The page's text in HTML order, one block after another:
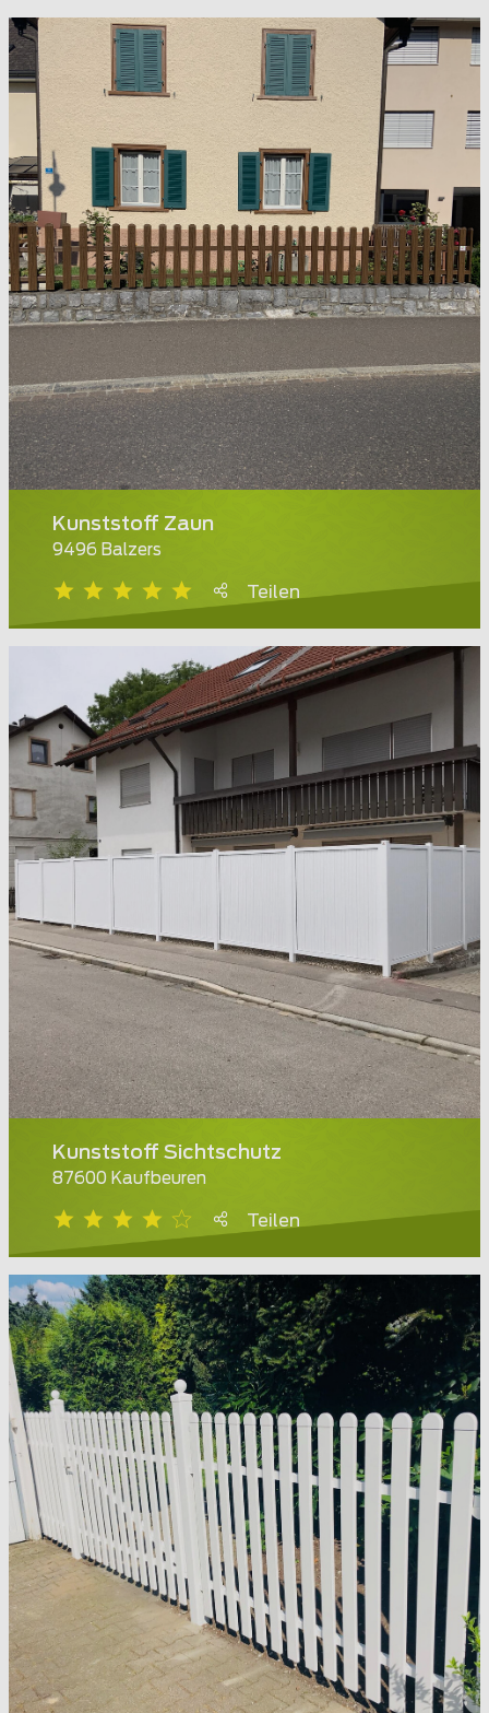
Kunststoff Zaun
9496 Balzers
Teilen
Kunststoff Sichtschutz
87600 Kaufbeuren
Teilen